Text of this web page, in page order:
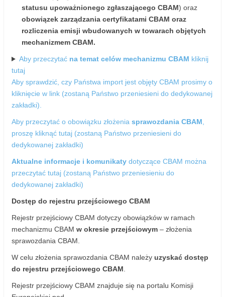
statusu upoważnionego zgłaszającego CBAM) oraz
obowiązek zarządzania certyfikatami CBAM oraz
rozliczenia emisji wbudowanych w towarach objętych
mechanizmem CBAM.
Aby przeczytać na temat celów mechanizmu CBAM kliknij
tutaj
Aby sprawdzić, czy Państwa import jest objęty CBAM prosimy o
kliknięcie w link (zostaną Państwo przeniesieni do dedykowanej
zakładki).
Aby przeczytać o obowiązku złożenia sprawozdania CBAM
proszę kliknąć tutaj (zostaną Państwo przeniesieni do
dedykowanej zakładki)
Aktualne informacje i komunikaty dotyczące CBAM można
przeczytać tutaj (zostaną Państwo przeniesieniu do
dedykowanej zakładki)
Dostęp do rejestru przejściowego CBAM
Rejestr przejściowy CBAM dotyczy obowiązków w ramach
mechanizmu CBAM w okresie przejściowym – złożenia
sprawozdania CBAM.
W celu złożenia sprawozdania CBAM należy uzyskać dostęp
do rejestru przejściowego CBAM
Rejestr przejściowy CBAM znajduje się na portalu Komisji